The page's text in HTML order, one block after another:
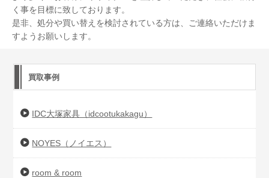
く事を目標に致しております。
是非、処分や買い替えを検討されている方は、ご連絡いただけま
すようお願いします。
買取事例
IDC大塚家具（idcootukakagu）
NOYES（ノイエス）
room & room